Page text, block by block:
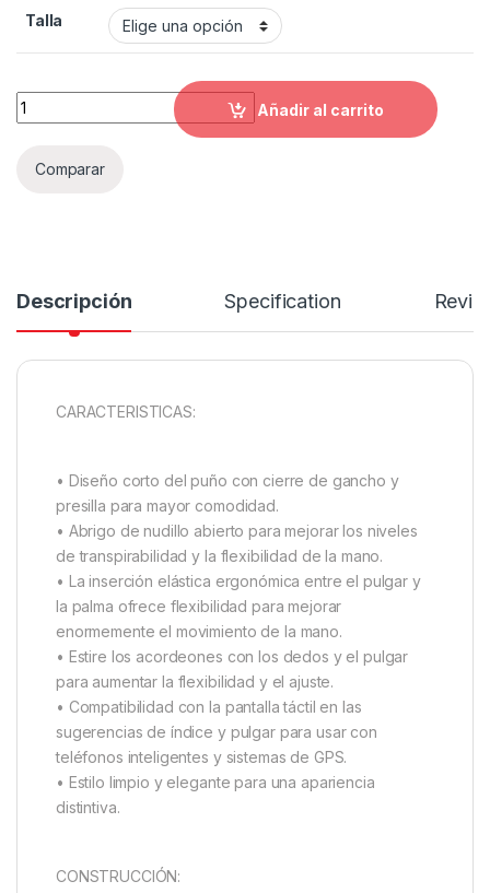
Talla
Guantes Para Motociclistas Cuero Alpinestar Celer Caña
Añadir al carrito
Comparar
Descripción Specification
CARACTERISTICAS:
• Diseño corto del puño con cierre de gancho y
presilla para mayor comodidad.
• Abrigo de nudillo abierto para mejorar los niveles
de transpirabilidad y la flexibilidad de la mano.
• La inserción elástica ergonómica entre el pulgar y
la palma ofrece flexibilidad para mejorar
enormemente el movimiento de la mano.
• Estire los acordeones con los dedos y el pulgar
para aumentar la flexibilidad y el ajuste.
• Compatibilidad con la pantalla táctil en las
sugerencias de índice y pulgar para usar con
teléfonos inteligentes y sistemas de GPS.
• Estilo limpio y elegante para una apariencia
distintiva.
CONSTRUCCIÓN: